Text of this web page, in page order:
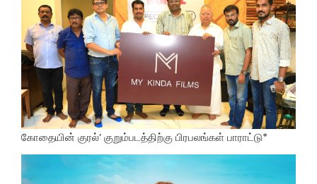
கோதையின் குரல்’ குறும்படத்திற்கு பிரபலங்கள் பாராட்டு*